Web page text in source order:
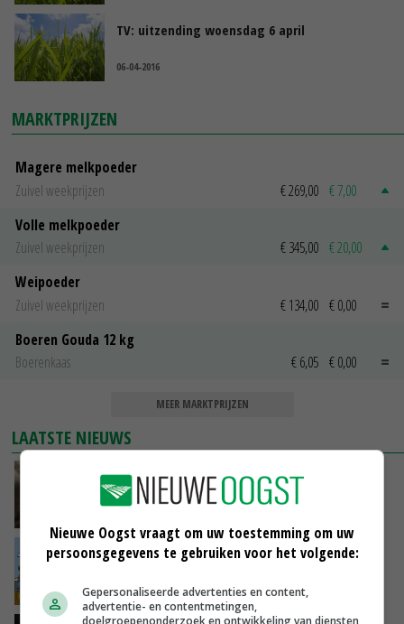
TV: uitzending woensdag 6 april
06-04-2016
MARKTPRIJZEN
Magere melkpoeder
Zuivel weekprijzen
€ 269,00 € 7,00
Volle melkpoeder
Zuivel weekprijzen
€ 345,00 € 20,00
Weipoeder
Zuivel weekprijzen
€ 134,00 € 0,00
Boeren Gouda 12 kg
Boerenkaas
€ 6,05 € 0,00
MEER MARKTPRIJZEN
LAATSTE NIEUWS
‘Samenwerking A-ware en Amalthea gaat
zorgen voor meer balans’
Internationale vraag naar geitenzuivel blijft
GISTEREN, 15:33
Nieuwe Oogst vraagt om uw toestemming om uw
persoonsgegevens te gebruiken voor het volgende:
Gepersonaliseerde advertenties en content,
advertentie- en contentmetingen,
doelgroepenonderzoek en ontwikkeling van diensten